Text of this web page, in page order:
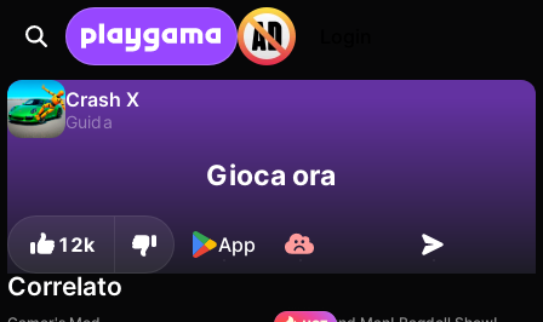
Crash X
Guida
Salva i progressi!Gioca ora
12k App
Correlato